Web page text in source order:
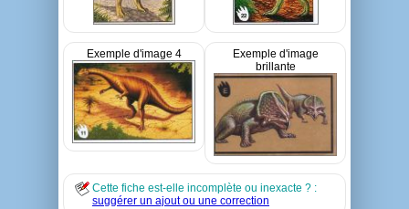
Exemple d'image 4
Exemple d'image
brillante
Cette fiche est-elle incomplète ou inexacte ? :
suggérer un ajout ou une correction